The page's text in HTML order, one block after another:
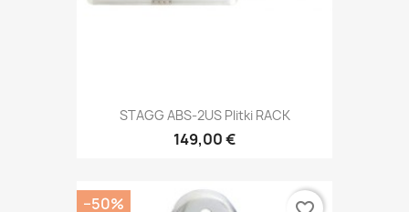
STAGG ABS-2US Plitki RACK
149,00 €
−50%